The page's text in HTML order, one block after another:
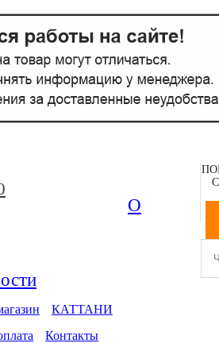
О
КАТТАНИ
Контакты